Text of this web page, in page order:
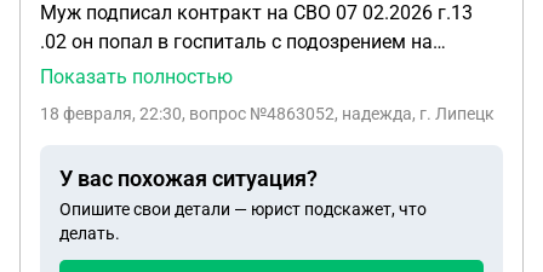
Муж подписал контракт на СВО 07 02.2026 г.13
.02 он попал в госпиталь с подозрением на
пневмонию.Она не подтвердилась,но у него
2 типа, гипертония 2 ст.,хронический
сердца, ХСН. Сейчас он в госпитале и пока
неизвестно,как быть дальше.Кроме того, он уже
получил часть полагающихся выплат
Показать полностью
18 февраля, 22:30, вопрос №4863052, надежда, г. Липецк
У вас похожая ситуация?
Опишите свои детали — юрист подскажет, что
делать.